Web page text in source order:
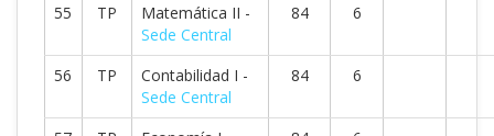
55 TP
Matemática II -
Sede Central
84 6
56 TP
Contabilidad I -
Sede Central
84 6